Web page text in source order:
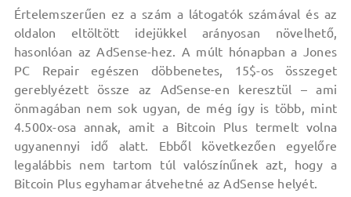
Értelemszerűen ez a szám a látogatók számával és az
oldalon eltöltött idejükkel arányosan növelhető,
hasonlóan az AdSense-hez. A múlt hónapban a Jones
PC Repair egészen döbbenetes, 15$-os összeget
gereblyézett össze az AdSense-en keresztül – ami
önmagában nem sok ugyan, de még így is több, mint
4.500x-osa annak, amit a Bitcoin Plus termelt volna
ugyanennyi idő alatt. Ebből következően egyelőre
legalábbis nem tartom túl valószínűnek azt, hogy a
Bitcoin Plus egyhamar átvehetné az AdSense helyét.